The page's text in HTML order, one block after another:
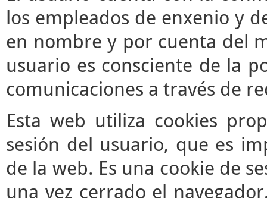
los empleados de enxenio y
en nombre y por cuenta del
usuario es consciente de la
comunicaciones a través de
Esta web utiliza cookies
sesión del usuario, que es
de la web. Es una cookie de
una vez cerrado el